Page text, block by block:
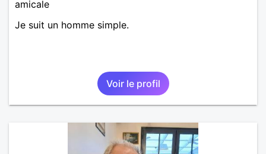
amicale
Je suit un homme simple.
Voir le profil